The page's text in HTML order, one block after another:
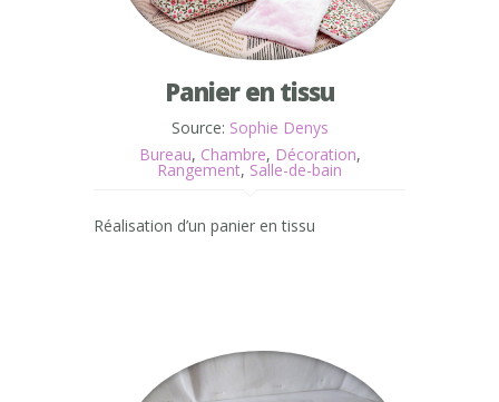
Panier en tissu
Source: Sophie Denys
Bureau, Chambre, Décoration,
Rangement, Salle-de-bain
Réalisation d’un panier en tissu